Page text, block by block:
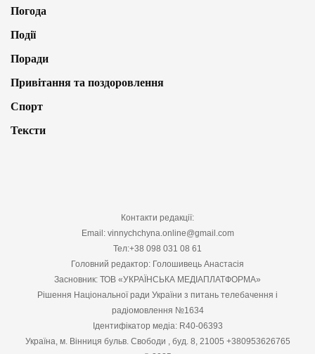
Погода
Події
Поради
Привітання та поздоровлення
Спорт
Тексти
Контакти редакції:
Email: vinnychchyna.online@gmail.com
Тел:+38 098 031 08 61
Головний редактор: Голошивець Анастасія
Засновник: ТОВ «УКРАЇНСЬКА МЕДІАПЛАТФОРМА»
Рішення Національної ради України з питань телебачення і
радіомовлення №1634
Ідентифікатор медіа: R40-06393
Україна, м. Вінниця бульв. Свободи , буд. 8, 21005 +380953626765